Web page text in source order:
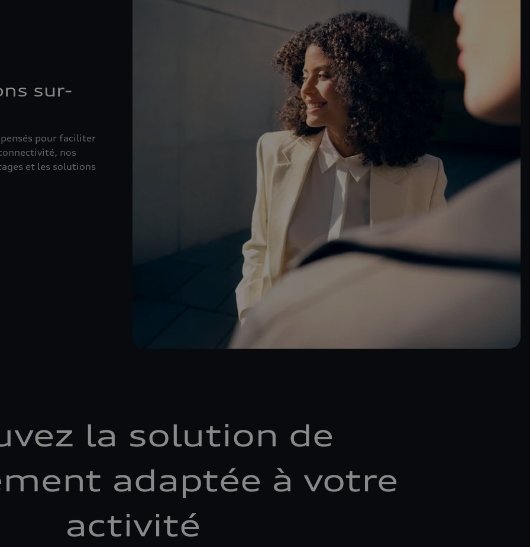
sur-
pour faciliter
nos
et les solutions
la solution de
adaptée à votre
activité